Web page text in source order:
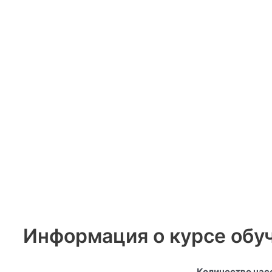
Информация о курсе